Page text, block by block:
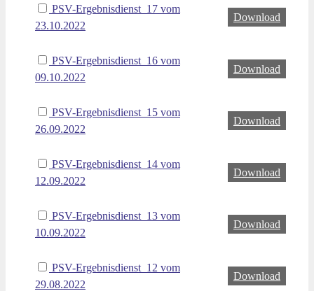
PSV-Ergebnisdienst_17 vom
23.10.2022
Download
PSV-Ergebnisdienst_16 vom
09.10.2022
Download
PSV-Ergebnisdienst_15 vom
26.09.2022
Download
PSV-Ergebnisdienst_14 vom
12.09.2022
Download
PSV-Ergebnisdienst_13 vom
10.09.2022
Download
PSV-Ergebnisdienst_12 vom
29.08.2022
Download